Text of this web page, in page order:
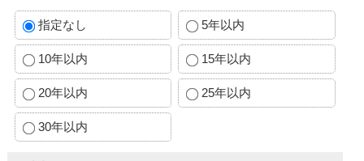
指定なし 5年以内
10年以内 15年以内
20年以内 25年以内
30年以内